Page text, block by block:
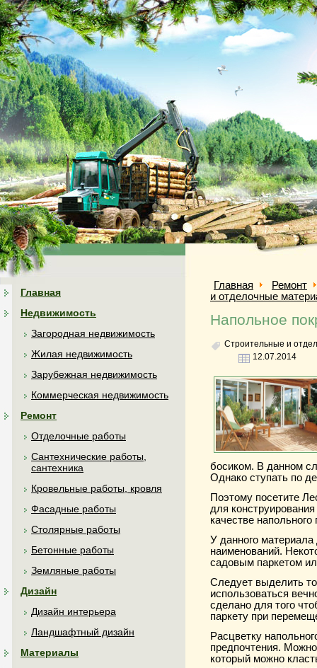
Главная
Недвижимость
Загородная недвижимость
Жилая недвижимость
Зарубежная недвижимость
Коммерческая недвижимость
Ремонт
Отделочные работы
Сантехнические работы,
сантехника
Кровельные работы, кровля
Фасадные работы
Столярные работы
Бетонные работы
Земляные работы
Дизайн
Дизайн интерьера
Ландшафтный дизайн
Материалы
Главная
Ремонт
и отделочные
Напольное
Строительные и
12.07.2014
босиком. В данном
Однако ступать по
Поэтому посетите
для
качестве
У данного
наименований.
садовым паркетом
Следует выделить
использоваться
сделано для того
паркету при
Расцветку
предпочтения.
который можно